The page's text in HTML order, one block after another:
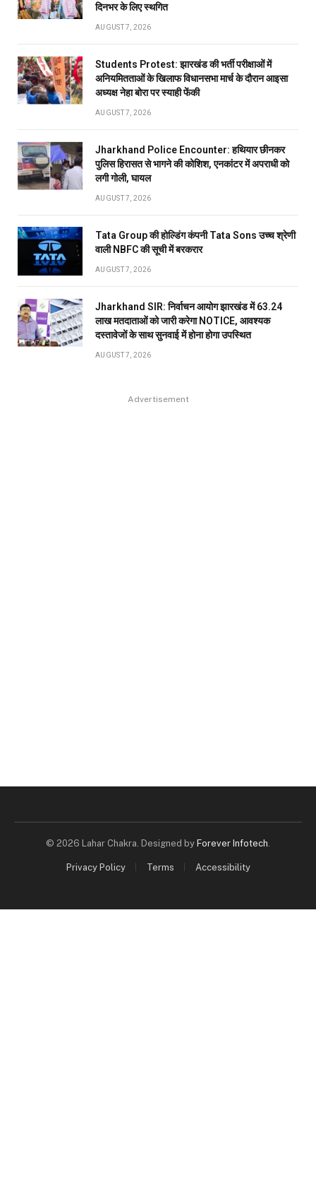
दिनभर के लिए स्थगित
AUGUST 7, 2026
Students Protest: झारखंड की भर्ती परीक्षाओं में
अनियमितताओं के खिलाफ विधानसभा मार्च के दौरान आइसा
अध्यक्ष नेहा बोरा पर स्याही फेंकी
AUGUST 7, 2026
Jharkhand Police Encounter: हथियार छीनकर
पुलिस हिरासत से भागने की कोशिश, एनकांटर में अपराधी को
लगी गोली, घायल
AUGUST 7, 2026
Tata Group की होल्डिंग कंपनी Tata Sons उच्च श्रेणी
वाली NBFC की सूची में बरकरार
AUGUST 7, 2026
Jharkhand SIR: निर्वाचन आयोग झारखंड में 63.24
लाख मतदाताओं को जारी करेगा NOTICE, आवश्यक
दस्तावेजों के साथ सुनवाई में होना होगा उपस्थित
AUGUST 7, 2026
Advertisement
© 2026 Lahar Chakra. Designed by Forever Infotech
Privacy Policy Terms Accessibility